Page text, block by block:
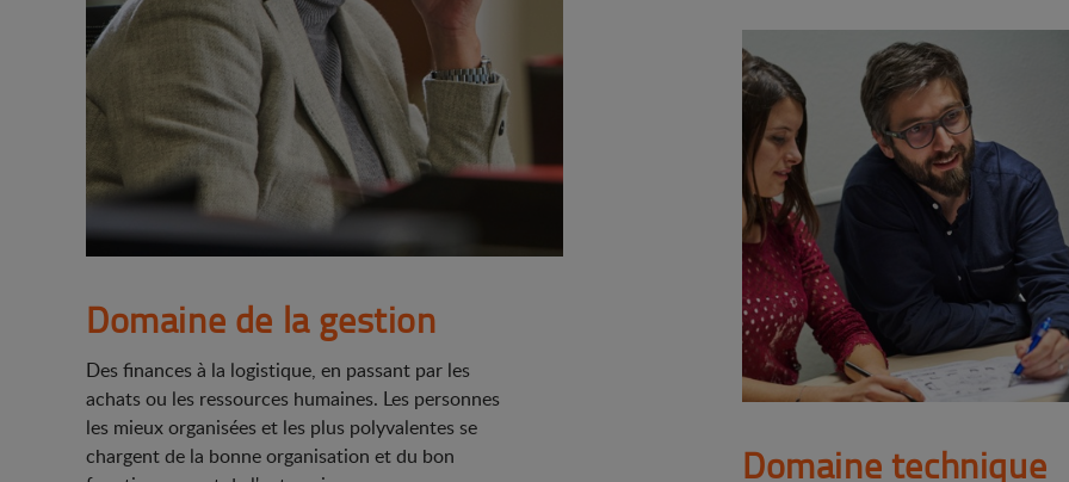
Domaine de la gestion
Des finances à la logistique, en passant par les
achats ou les ressources humaines. Les personnes
les mieux organisées et les plus polyvalentes se
chargent de la bonne organisation et du bon
Domaine technique